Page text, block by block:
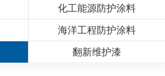
化工能源防护涂料
海洋工程防护涂料
翻新维护漆